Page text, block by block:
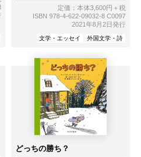
定価：本体3,600円＋税
ISBN 978-4-622-09032-8 C0097
2021年8月2日発行
文学・エッセイ 外国文学・詩
どっちの勝ち？